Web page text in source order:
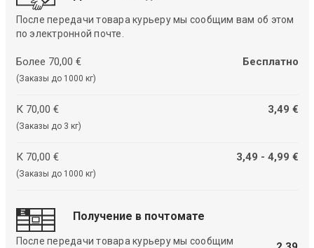
После передачи товара курьеру мы сообщим вам об этом
по электронной почте.
Более 70,00 €
(Заказы до 1000 кг)
Бесплатно
К 70,00 €
(Заказы до 3 кг)
3,49 €
К 70,00 €
(Заказы до 1000 кг)
3,49 - 4,99 €
Получение в почтомате
После передачи товара курьеру мы сообщим